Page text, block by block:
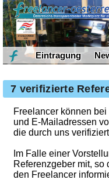
Eintragung
7 verifizierte
Freelancer können
und E-Mailadressen
die durch uns
Im Falle einer
Referenzgeber mit,
den Freelancer